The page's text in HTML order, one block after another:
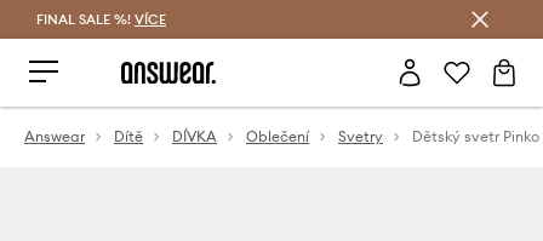
FINAL SALE %! VÍCE
Answear Dítě DÍVKA Oblečení Svetry Dětský svetr Pinko